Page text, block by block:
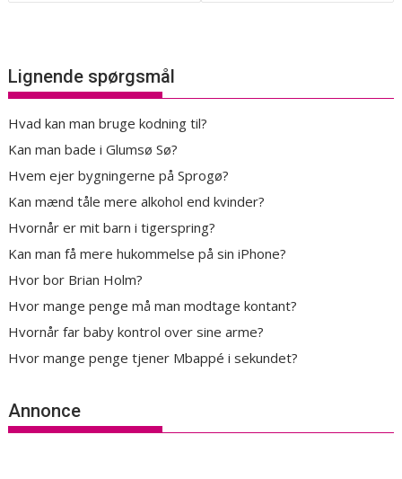
Lignende spørgsmål
Hvad kan man bruge kodning til?
Kan man bade i Glumsø Sø?
Hvem ejer bygningerne på Sprogø?
Kan mænd tåle mere alkohol end kvinder?
Hvornår er mit barn i tigerspring?
Kan man få mere hukommelse på sin iPhone?
Hvor bor Brian Holm?
Hvor mange penge må man modtage kontant?
Hvornår far baby kontrol over sine arme?
Hvor mange penge tjener Mbappé i sekundet?
Annonce